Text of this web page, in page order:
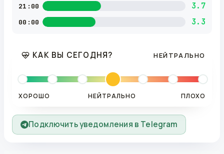
21:00 3.7
00:00 3.3
КАК ВЫ СЕГОДНЯ? НЕЙТРАЛЬНО
ХОРОШО НЕЙТРАЛЬНО ПЛОХО
Подключить уведомления в Telegram